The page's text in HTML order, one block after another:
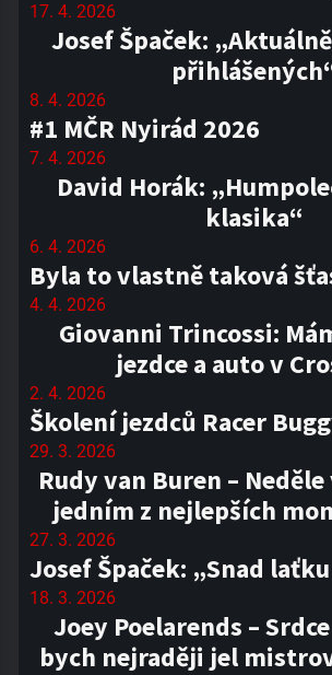
17. 4. 2026
Josef Špaček:
8. 4. 2026
#1 MČR Nyirád 2026
7. 4. 2026
David Horák:
klasika“
6. 4. 2026
Byla to vlastně taková
4. 4. 2026
Giovanni Trincossi:
jezdce a auto v
2. 4. 2026
Školení jezdců Racer
29. 3. 2026
Rudy van Buren –
jedním z nejlepších
27. 3. 2026
Josef Špaček: „Snad
18. 3. 2026
Joey Poelarends –
bych nejraději jel